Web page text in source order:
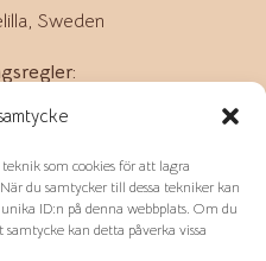
som cookies för att lagra
du samtycker till dessa tekniker kan
ID:n på denna webbplats. Om du
kan detta påverka vissa
Sweden
annars debiteras 50% av
24h innan så debiteras